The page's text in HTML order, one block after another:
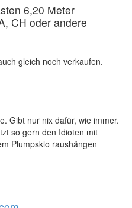
6,20 Meter
CH oder andere
gleich noch verkaufen.
Gibt nur nix dafür, wie immer.
so gern den Idioten mit
Plumpsklo raushängen